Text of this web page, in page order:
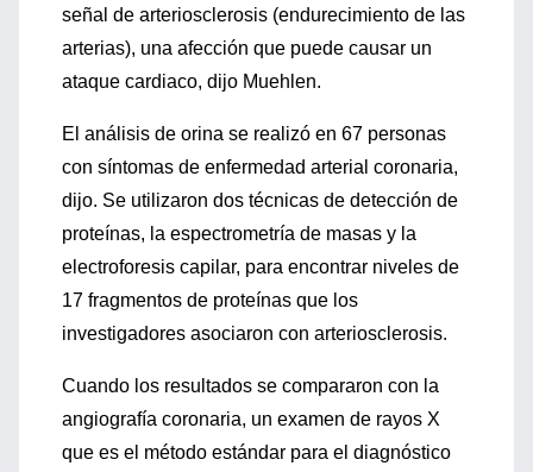
señal de arteriosclerosis (endurecimiento de las
arterias), una afección que puede causar un
ataque cardiaco, dijo Muehlen.
El análisis de orina se realizó en 67 personas
con síntomas de enfermedad arterial coronaria,
dijo. Se utilizaron dos técnicas de detección de
proteínas, la espectrometría de masas y la
electroforesis capilar, para encontrar niveles de
17 fragmentos de proteínas que los
investigadores asociaron con arteriosclerosis.
Cuando los resultados se compararon con la
angiografía coronaria, un examen de rayos X
que es el método estándar para el diagnóstico